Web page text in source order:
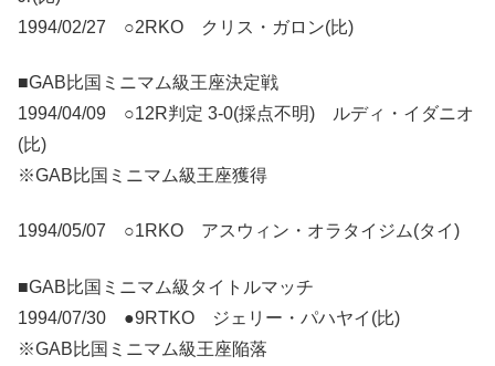
1994/02/27 ○2RKO クリス・ガロン(比)
■GAB比国ミニマム級王座決定戦
1994/04/09 ○12R判定 3-0(採点不明) ルディ・イダニオ
(比)
※GAB比国ミニマム級王座獲得
1994/05/07 ○1RKO アスウィン・オラタイジム(タイ)
■GAB比国ミニマム級タイトルマッチ
1994/07/30 ●9RTKO ジェリー・パハヤイ(比)
※GAB比国ミニマム級王座陥落